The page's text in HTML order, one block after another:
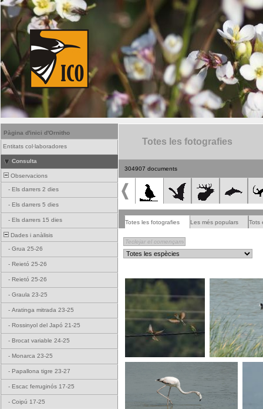
Pàgina d'inici d'Ornitho
Entitats col·laboradores
Consulta
Observacions
- Els darrers 2 dies
- Els darrers 5 dies
- Els darrers 15 dies
Dades i anàlisis
- Grua 25-26
- Reietó 25-26
- Reietó 25-26
- Graula 23-25
- Aratinga mitrada 23-25
- Rossinyol del Japó 21-25
- Brocat variable 24-25
- Monarca 23-25
- Papallona tigre 23-27
- Escac ferruginós 17-25
- Coipú 17-25
Totes les fotografies
304907 documents
Totes les fotografies Les més populars Tots